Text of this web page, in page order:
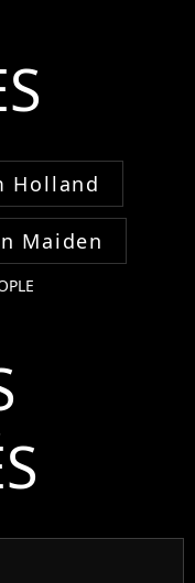
Holland
Maiden